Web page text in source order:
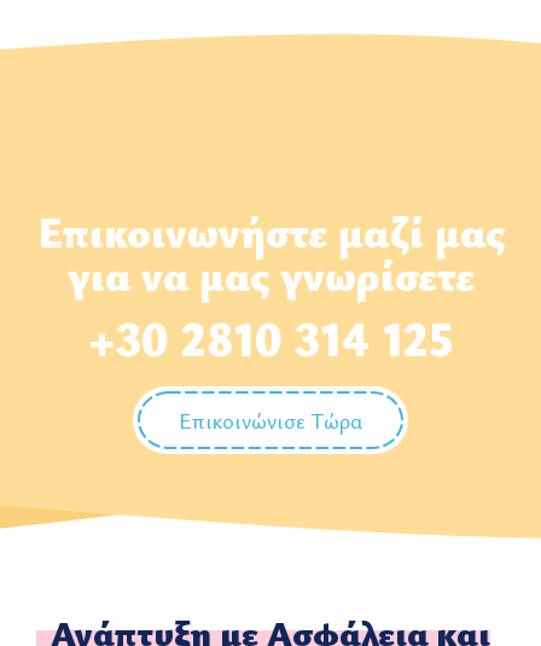
Επικοινωνήστε μαζί μας
για να μας γνωρίσετε
+30 2810 314 125
Επικοινώνισε Τώρα
Ανάπτυξη με Ασφάλεια και